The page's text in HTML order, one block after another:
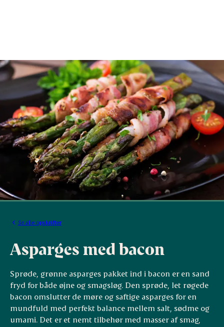
Se alle opskrifter
Asparges med bacon
Sprøde, grønne asparges pakket ind i bacon er en sand
fryd for både øjne og smagsløg. Den sprøde, let røgede
bacon omslutter de møre og saftige asparges for en
mundfuld med perfekt balance mellem salt, sødme og
umami. Det er et nemt tilbehør med masser af smag,